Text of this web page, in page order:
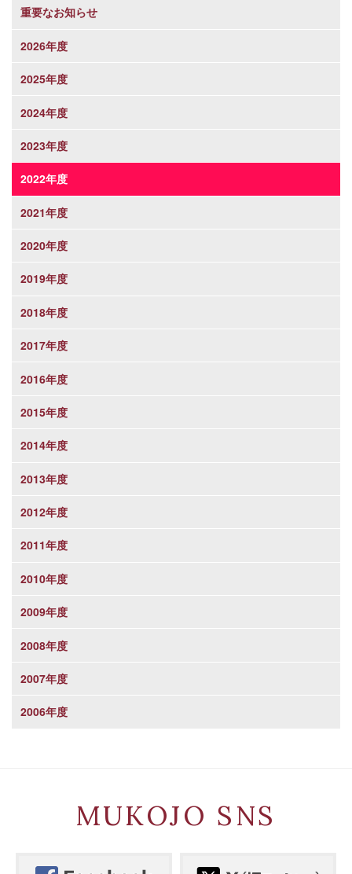
重要なお知らせ
2026年度
2025年度
2024年度
2023年度
2022年度
2021年度
2020年度
2019年度
2018年度
2017年度
2016年度
2015年度
2014年度
2013年度
2012年度
2011年度
2010年度
2009年度
2008年度
2007年度
2006年度
MUKOJO SNS